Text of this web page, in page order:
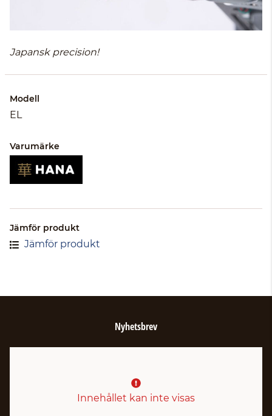
Japansk precision!
Modell
EL
Varumärke
Jämför produkt
Jämför produkt
Nyhetsbrev
Innehållet kan inte visas